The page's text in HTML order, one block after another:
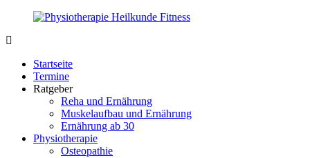
Zurück
Inhalt
Fit.de
Körper
Startseite
Termine
Ratgeber
Reha und Ernährung
Muskelaufbau und Ernährung
Ernährung ab 30
Physiotherapie
Osteopathie